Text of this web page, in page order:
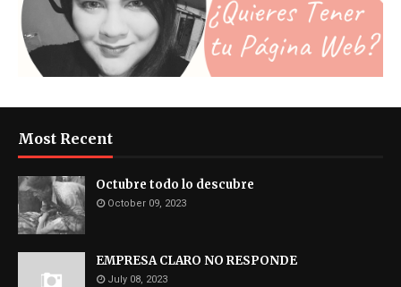
Most Recent
Octubre todo lo descubre
October 09, 2023
EMPRESA CLARO NO RESPONDE
July 08, 2023